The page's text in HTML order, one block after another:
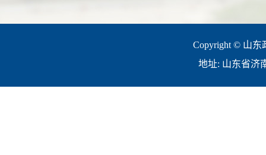
Copyright © 山
地址: 山东省济